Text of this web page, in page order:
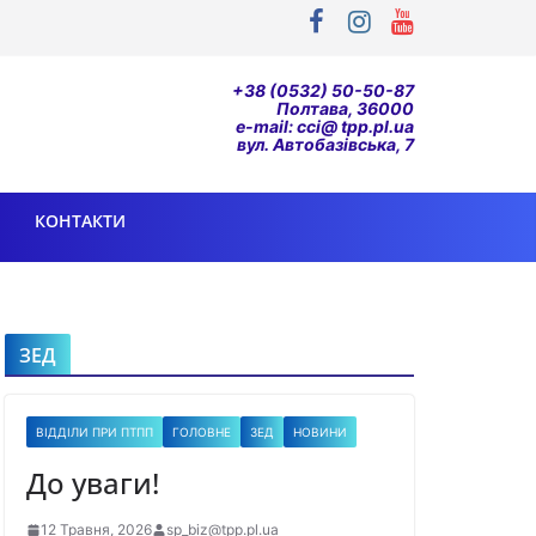
+38 (0532) 50-50-87
Полтава, 36000
e-mail: cci@ tpp.pl.ua
вул. Автобазівська, 7
КОНТАКТИ
ЗЕД
ВІДДІЛИ ПРИ ПТПП ГОЛОВНЕ ЗЕД НОВИНИ
До уваги!
12 Травня, 2026 sp_biz@tpp.pl.ua